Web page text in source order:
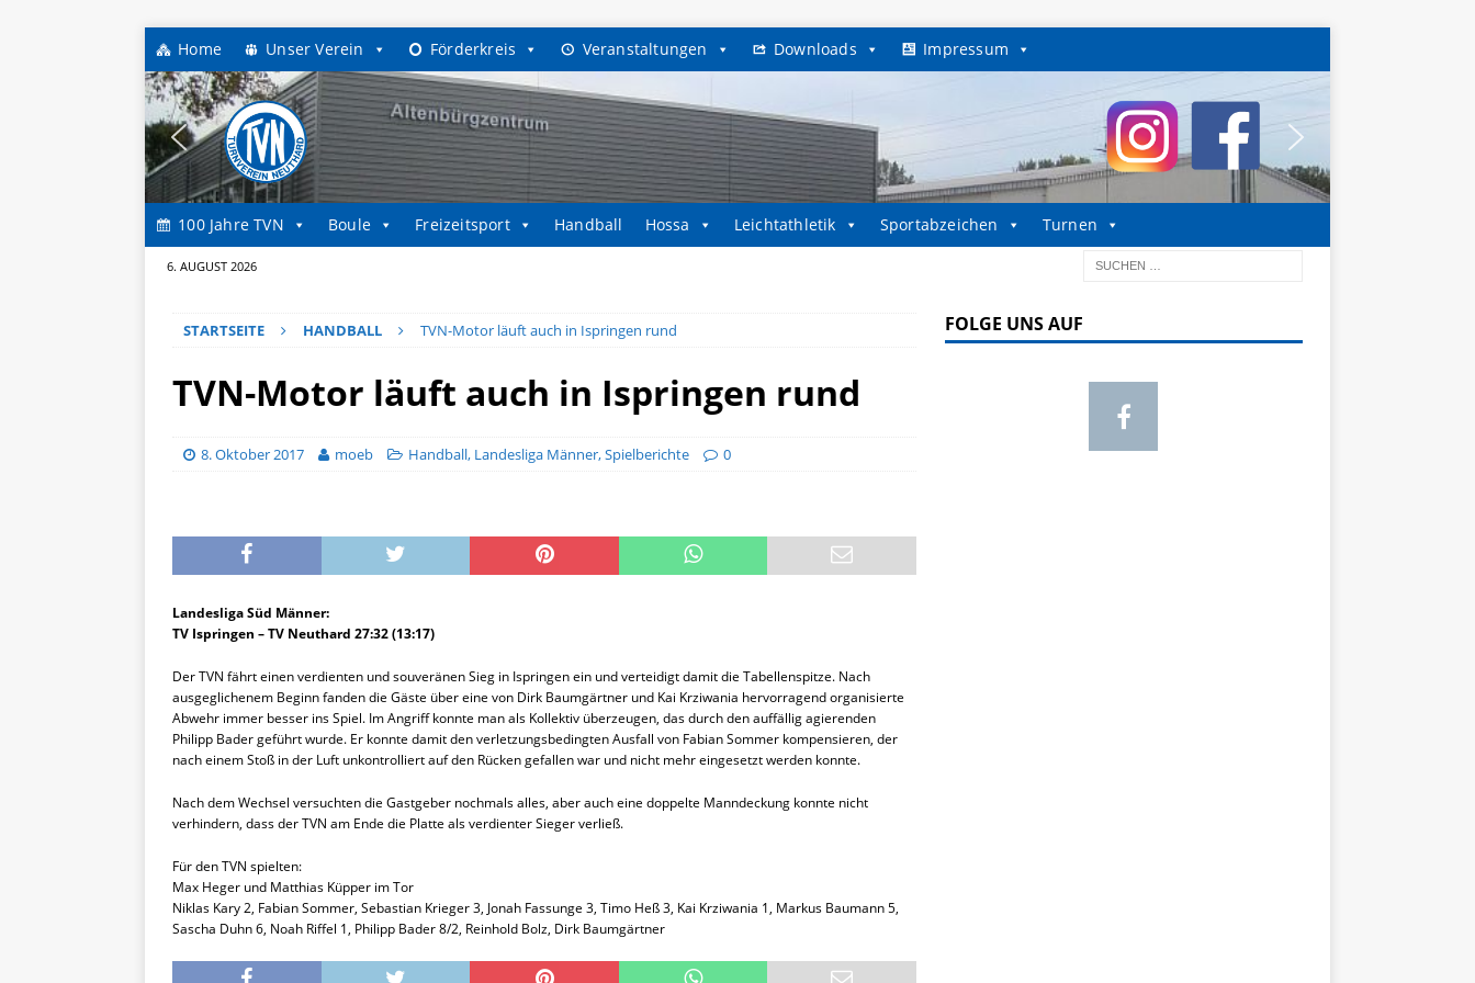
Home Unser Verein Förderkreis Veranstaltungen Downloads Impressum
100 Jahre TVN Boule Freizeitsport Handball Hossa Leichtathletik Sportabzeichen Turnen
6. AUGUST 2026
STARTSEITE HANDBALL TVN-Motor läuft auch in Ispringen rund
TVN-Motor läuft auch in Ispringen rund
8. Oktober 2017 moeb Handball, Landesliga Männer,Spielberichte 0
Landesliga Süd Männer:
TV Ispringen – TV Neuthard 27:32 (13:17)
Der TVN fährt einen verdienten und souveränen Sieg in Ispringen ein und verteidigt damit die Tabellenspitze. Nach
ausgeglichenem Beginn fanden die Gäste über eine von Dirk Baumgärtner und Kai Krziwania hervorragend organisierte
Abwehr immer besser ins Spiel. Im Angriff konnte man als Kollektiv überzeugen, das durch den auffällig agierenden
Philipp Bader geführt wurde. Er konnte damit den verletzungsbedingten Ausfall von Fabian Sommer kompensieren, der
nach einem Stoß in der Luft unkontrolliert auf den Rücken gefallen war und nicht mehr eingesetzt werden konnte.
Nach dem Wechsel versuchten die Gastgeber nochmals alles, aber auch eine doppelte Manndeckung konnte nicht
verhindern, dass der TVN am Ende die Platte als verdienter Sieger verließ.
Für den TVN spielten:
Max Heger und Matthias Küpper im Tor
Niklas Kary 2, Fabian Sommer, Sebastian Krieger 3, Jonah Fassunge 3, Timo Heß 3, Kai Krziwania 1, Markus Baumann 5,
Sascha Duhn 6, Noah Riffel 1, Philipp Bader 8/2, Reinhold Bolz, Dirk Baumgärtner
FOLGE UNS AUF